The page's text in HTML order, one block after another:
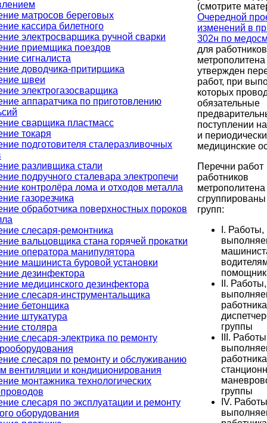
матросов береговых
кассира билетного
электросварщика ручной сварки
приемщика поездов
сигналиста
доводчика-притирщика
швеи
электрогазосварщика
аппаратчика по приготовлению
сварщика пластмасс
токаря
подготовителя сталеразливочных
разливщика стали
подручного сталевара электропечи
контролёра лома и отходов металла
газорезчика
обработчика поверхностных пороков
слесаря-ремонтника
вальцовщика стана горячей прокатки
оператора манипулятора
машиниста буровой установки
дезинфектора
медицинского дезинфектора
слесаря-инструментальщика
бетонщика
штукатура
столяра
слесаря-электрика по ремонту
слесаря по ремонту и обслуживанию
вентиляции и кондиционирования
монтажника технологических
слесаря по эксплуатации и ремонту
оборудования
(смотрите
Очередной
изменений в
302н по
для работников
метрополитена
утвержден
работ, при
которых
обязательные
поступлении
и
медицинские
Перечни работ
работников
метрополитена
групп:
I. Работы,
II. Работы,
группы
III.
группы
IV.